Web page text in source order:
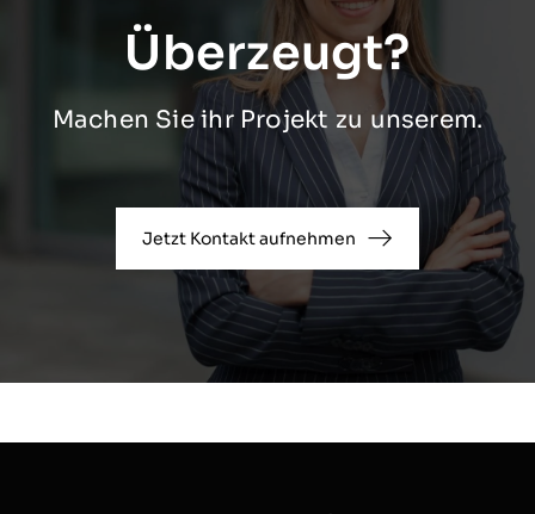
Überzeugt?
Machen Sie ihr Projekt zu unserem.
Jetzt Kontakt aufnehmen